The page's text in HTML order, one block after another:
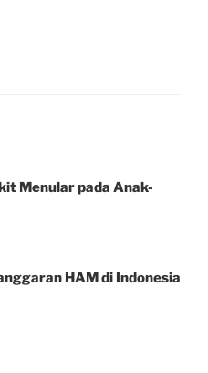
Menular pada Anak-
HAM di Indonesia